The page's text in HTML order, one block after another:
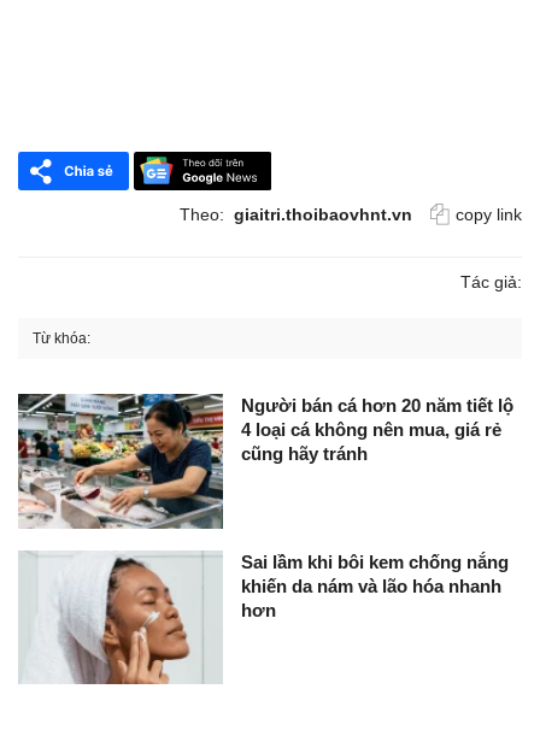
Theo: giaitri.thoibaovhnt.vn copy link
Tác giả:
Từ khóa:
Người bán cá hơn 20 năm tiết lộ
4 loại cá không nên mua, giá rẻ
cũng hãy tránh
Sai lầm khi bôi kem chống nắng
khiến da nám và lão hóa nhanh
hơn